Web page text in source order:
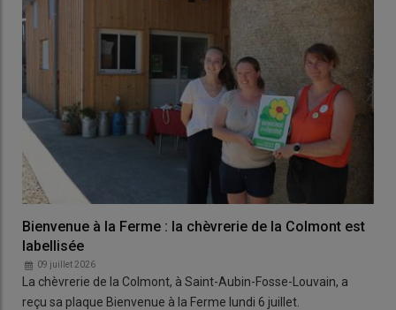
Bienvenue à la Ferme : la chèvrerie de la Colmont est
labellisée
09 juillet 2026
La chèvrerie de la Colmont, à Saint-Aubin-Fosse-Louvain, a
reçu sa plaque Bienvenue à la Ferme lundi 6 juillet.